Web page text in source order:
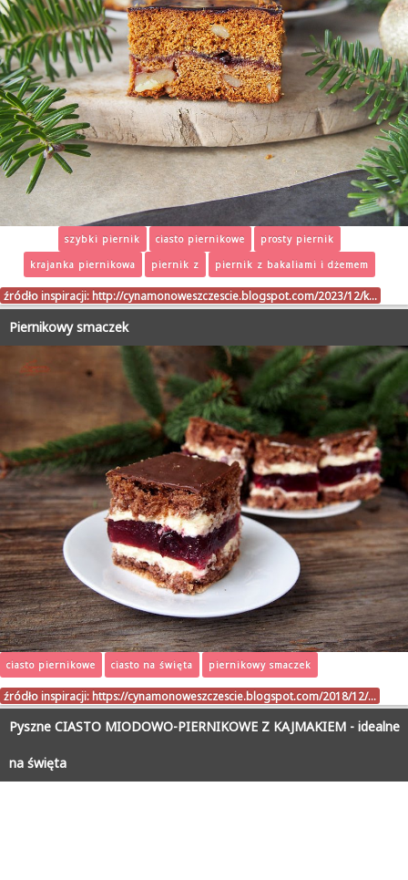
szybki piernik ciasto piernikowe
prosty piernik
krajanka piernikowa
piernik z piernik z bakaliami i dżemem
źródło inspiracji: http://cynamonoweszczescie.blogspot.com/2023/12/k…
Piernikowy smaczek
ciasto piernikowe ciasto na święta piernikowy smaczek
źródło inspiracji: https://cynamonoweszczescie.blogspot.com/2018/12/…
Pyszne CIASTO MIODOWO-PIERNIKOWE Z KAJMAKIEM - idealne
na święta